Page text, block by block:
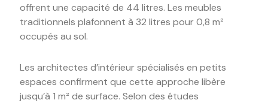
offrent une capacité de 44 litres. Les meubles
traditionnels plafonnent à 32 litres pour 0,8 m²
occupés au sol.
Les architectes d’intérieur spécialisés en petits
espaces confirment que cette approche libère
jusqu’à 1 m² de surface. Selon des études